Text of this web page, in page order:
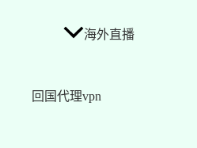
海外直播
回国代理vpn